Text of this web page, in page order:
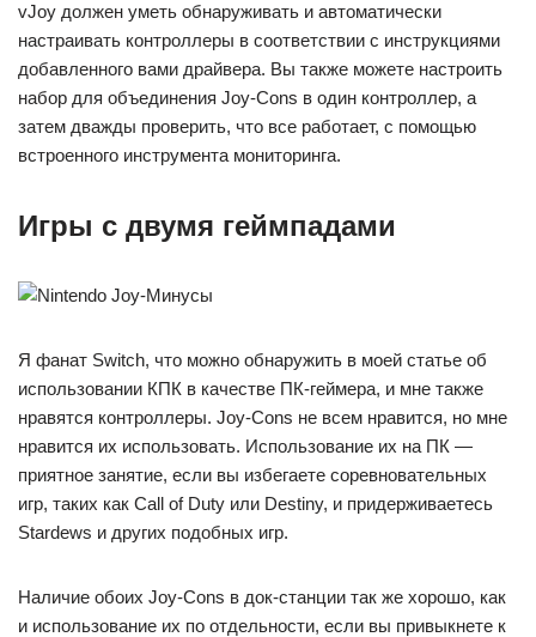
vJoy должен уметь обнаруживать и автоматически
настраивать контроллеры в соответствии с инструкциями
добавленного вами драйвера. Вы также можете настроить
набор для объединения Joy-Cons в один контроллер, а
затем дважды проверить, что все работает, с помощью
встроенного инструмента мониторинга.
Игры с двумя геймпадами
Я фанат Switch, что можно обнаружить в моей статье об
использовании КПК в качестве ПК-геймера, и мне также
нравятся контроллеры. Joy-Cons не всем нравится, но мне
нравится их использовать. Использование их на ПК —
приятное занятие, если вы избегаете соревновательных
игр, таких как Call of Duty или Destiny, и придерживаетесь
Stardews и других подобных игр.
Наличие обоих Joy-Cons в док-станции так же хорошо, как
и использование их по отдельности, если вы привыкнете к